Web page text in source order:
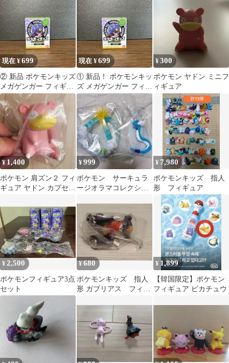
現在 ¥699
② 新品 ポケモンキッズ
メガゲンガー フィギュ
ア
現在 ¥699
① 新品！ ポケモンキッ
ズ メガゲンガー フィギ
ュア
¥300
ポケモン ヤドン ミニフ
ィギュア
¥1,400
ポケモン 肩ズン２ フィ
ギュア ヤドン カプセル
¥999
ポケモン サーキュラ
ージオラマコレクショ
¥ 7,980
ポケモンキッズ 指人
形 フィギュア
¥ 2,500
ポケモンフィギュア3点
セット
¥680
ポケモンキッズ 指人
形 ガブリアス フィギ
¥ 1,899
【韓国限定】ポケモン
フィギュア ピカチュウ